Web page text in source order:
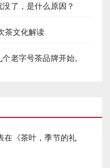
了，是什么原因？
茶文化解读
老字号茶品牌开始。
在《茶叶，季节的礼